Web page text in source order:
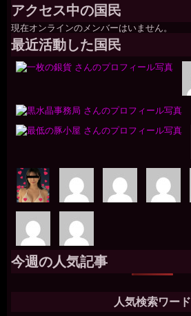
アクセス中の国民
現在オンラインのメンバーはいません。
最近活動した国民
今週の人気記事
人気検索ワード